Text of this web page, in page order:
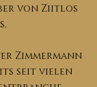
von Ziitlos
Zimmermann
seit vielen